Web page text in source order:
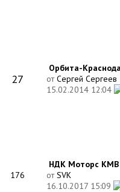
27
Орбита-
отСергей Сергеев
15.02.2014 12:04
176
НДК Моторс КМВ
отSVK
16.10.2017 15:09